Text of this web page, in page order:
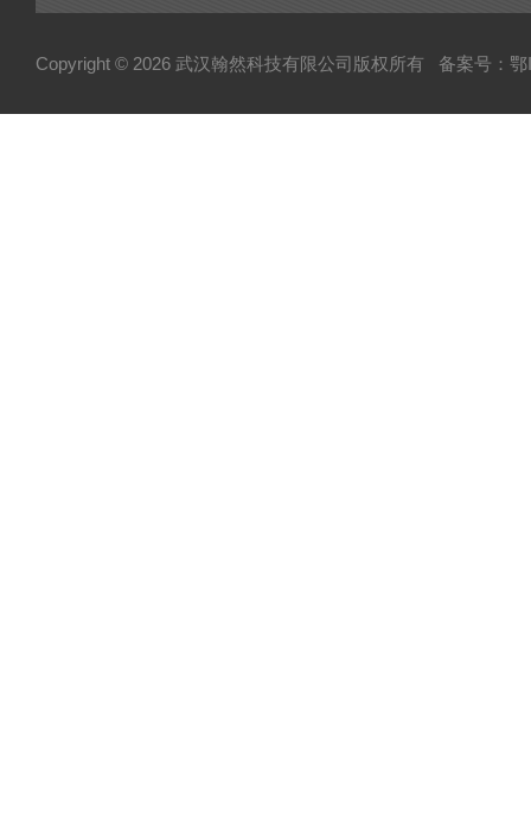
Copyright © 2026 武汉翰然科技有限公司版权所有 备案号：